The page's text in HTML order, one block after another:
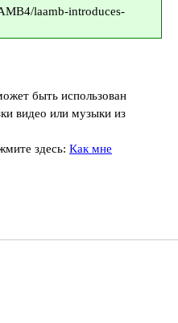
laamb-introduces-
быть использован
видео или музыки из
здесь: Как мне